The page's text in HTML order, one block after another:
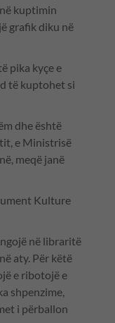
kuptimin
grafik diku në
pika kyçe e
të kuptohet si
dhe është
e Ministrisë
meqë janë
Kulture
në libraritë
aty. Për këtë
e ribotojë e
shpenzime,
i përballon